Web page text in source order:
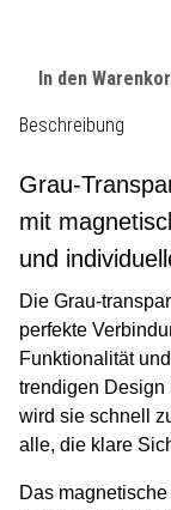
In den
Beschreibung
Grau-
mit
und
Die Grau-
perfekte
Funktionalität
trendigen Design
wird sie schnell
alle, die klare
Das